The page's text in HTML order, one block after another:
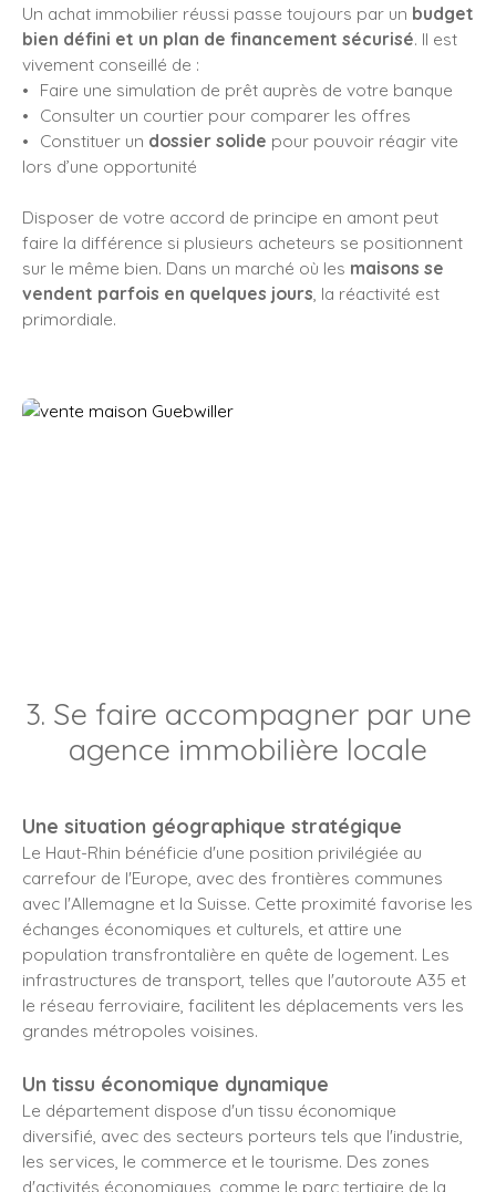
Un achat immobilier réussi passe toujours par un budget
bien défini et un plan de financement sécurisé. Il est
vivement conseillé de :
Faire une simulation de prêt auprès de votre banque
Consulter un courtier pour comparer les offres
Constituer un dossier solide pour pouvoir réagir vite
lors d’une opportunité
Disposer de votre accord de principe en amont peut
faire la différence si plusieurs acheteurs se positionnent
sur le même bien. Dans un marché où les maisons se
vendent parfois en quelques jours , la réactivité est
primordiale.
3. Se faire accompagner par une
agence immobilière locale
Une situation géographique stratégique
Le Haut-Rhin bénéficie d'une position privilégiée au
carrefour de l'Europe, avec des frontières communes
avec l'Allemagne et la Suisse. Cette proximité favorise les
échanges économiques et culturels, et attire une
population transfrontalière en quête de logement. Les
infrastructures de transport, telles que l'autoroute A35 et
le réseau ferroviaire, facilitent les déplacements vers les
grandes métropoles voisines.
Un tissu économique dynamique
Le département dispose d'un tissu économique
diversifié, avec des secteurs porteurs tels que l'industrie,
les services, le commerce et le tourisme. Des zones
d'activités économiques, comme le parc tertiaire de la